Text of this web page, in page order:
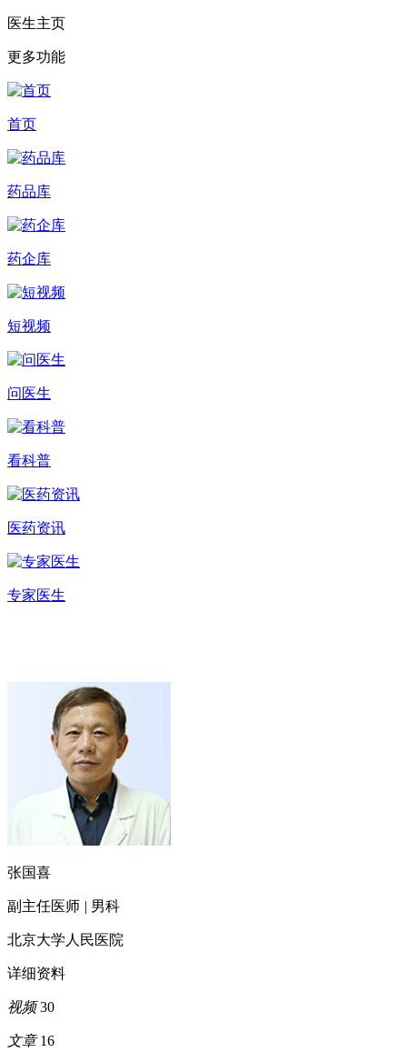
医生主页
更多功能
首页
药品库
药企库
短视频
问医生
看科普
医药资讯
专家医生
张国喜
副主任医师 | 男科
北京大学人民医院
详细资料
视频 30
文章 16